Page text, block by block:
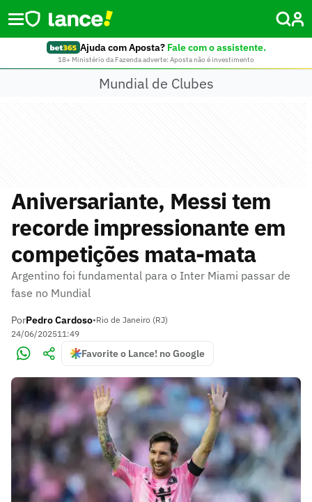
Ajuda com Aposta? Fale com o assistente.
18+ Ministério da Fazenda adverte: Aposta não é investimento
Mundial de Clubes
Aniversariante, Messi tem
recorde impressionante em
competições mata-mata
Argentino foi fundamental para o Inter Miami passar de
fase no Mundial
PorPedro Cardoso•Rio de Janeiro (RJ)
24/06/202511:49
Favorite o Lance! no Google